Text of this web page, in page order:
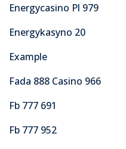
Energycasino Pl 979
Energykasyno 20
Example
Fada 888 Casino 966
Fb 777 691
Fb 777 952